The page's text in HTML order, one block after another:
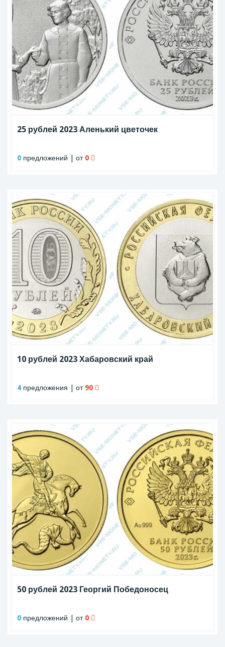
25 рублей 2023 Аленький цветочек
0 предложений | от 0
10 рублей 2023 Хабаровский край
4 предложения | от 90
50 рублей 2023 Георгий Победоносец
0 предложений | от 0